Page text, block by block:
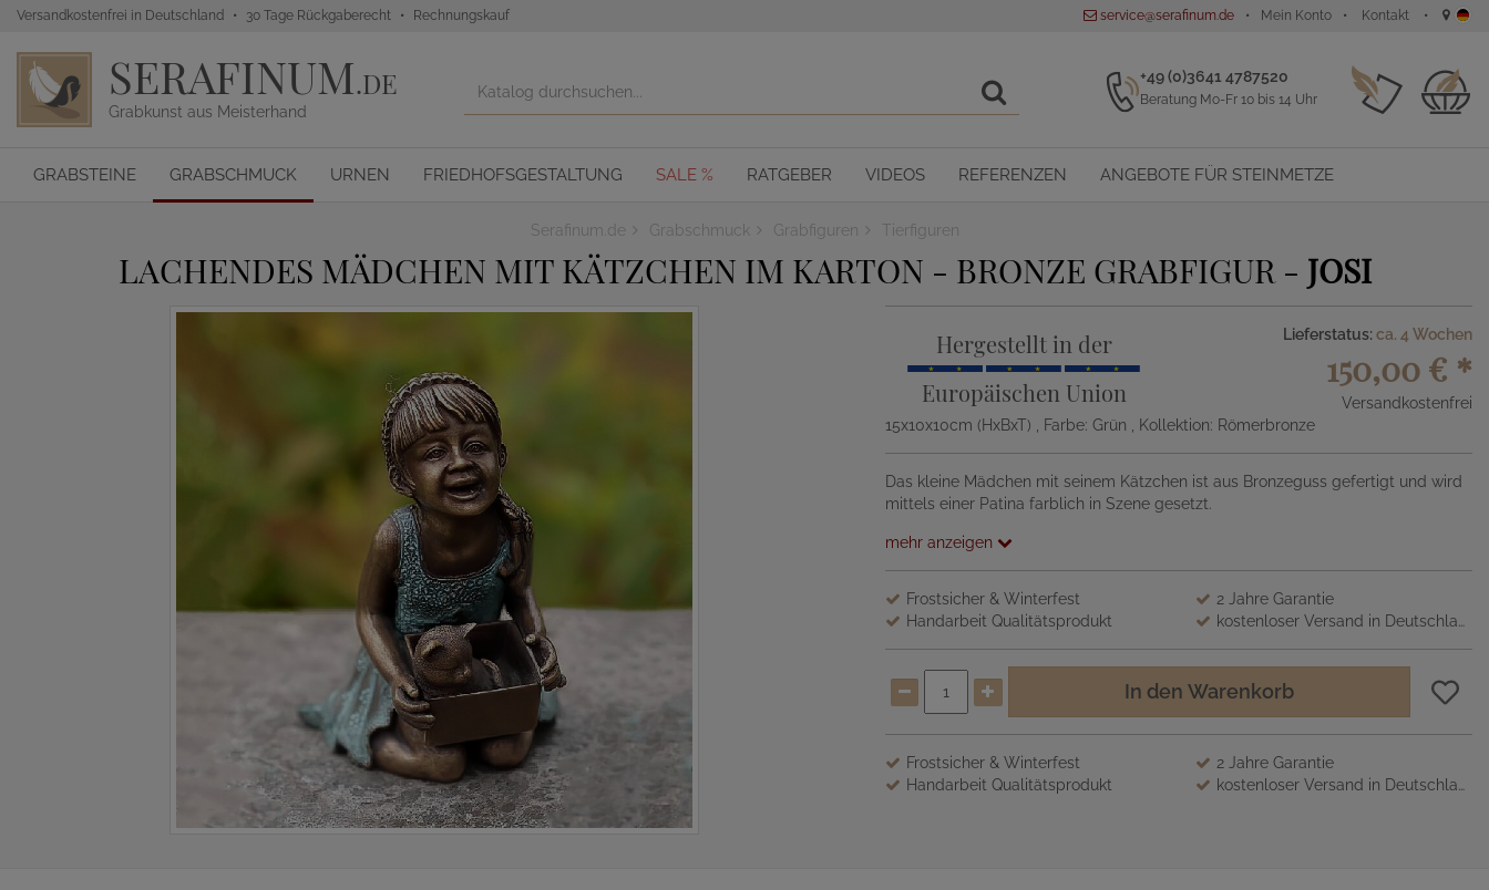
Versandkostenfrei in Deutschland 30 Tage Rückgaberecht Rechnungskauf service@serafinum.de Mein Konto Kontakt
SERAFINUM.DE
Grabkunst aus Meisterhand
+49 (0)3641 4787520
Beratung Mo-Fr 10 bis 14 Uhr
GRABSTEINE GRABSCHMUCK URNEN FRIEDHOFSGESTALTUNG SALE % RATGEBER VIDEOS REFERENZEN ANGEBOTE FÜR STEINMETZE
Serafinum.de Grabschmuck Grabfiguren Tierfiguren
LACHENDES MÄDCHEN MIT KÄTZCHEN IM KARTON - BRONZE GRABFIGUR - JOSI
Hergestellt in der
Europäischen Union
Lieferstatus: ca. 4 Wochen
150,00 € *
Versandkostenfrei
15x10x10cm (HxBxT)
, Farbe: Grün , Kollektion: Römerbronze
Das kleine Mädchen mit seinem Kätzchen ist aus Bronzeguss gefertigt und wird
mittels einer Patina farblich in Szene gesetzt.
mehr anzeigen
Frostsicher & Winterfest
2 Jahre Garantie
Handarbeit Qualitätsprodukt
kostenloser Versand in Deutschland
In den Warenkorb
Frostsicher & Winterfest
2 Jahre Garantie
Handarbeit Qualitätsprodukt
kostenloser Versand in Deutschland